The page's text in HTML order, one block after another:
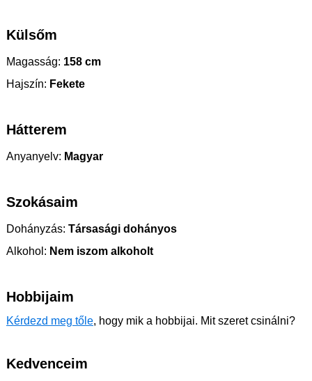
Külsőm
Magasság: 158 cm
Hajszín: Fekete
Hátterem
Anyanyelv: Magyar
Szokásaim
Dohányzás: Társasági dohányos
Alkohol: Nem iszom alkoholt
Hobbijaim
Kérdezd meg tőle, hogy mik a hobbijai. Mit szeret csinálni?
Kedvenceim